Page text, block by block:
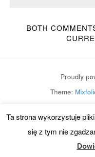
BOTH
Proudly
Theme:
Ta strona wykorzystuje
się z tym nie